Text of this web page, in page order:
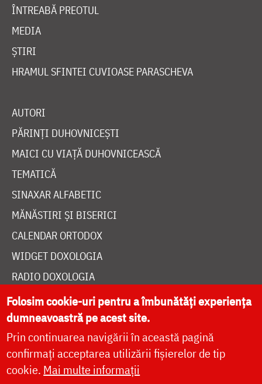
ÎNTREABĂ PREOTUL
MEDIA
ȘTIRI
HRAMUL SFINTEI CUVIOASE PARASCHEVA
AUTORI
PĂRINȚI DUHOVNICEȘTI
MAICI CU VIAȚĂ DUHOVNICEASCĂ
TEMATICĂ
SINAXAR ALFABETIC
MĂNĂSTIRI ȘI BISERICI
CALENDAR ORTODOX
WIDGET DOXOLOGIA
RADIO DOXOLOGIA
DESPRE NOI
POLITICA DE COOKIES
Folosim cookie-uri pentru a îmbunătăți experiența
dumneavoastră pe acest site.
Prin continuarea navigării în această pagină
confirmați acceptarea utilizării fișierelor de tip
cookie. Mai multe informații